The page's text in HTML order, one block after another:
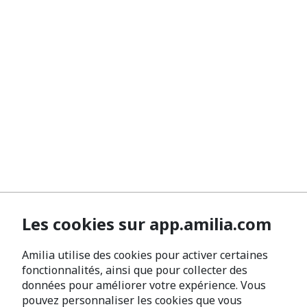
Les cookies sur app.amilia.com
Amilia utilise des cookies pour activer certaines
fonctionnalités, ainsi que pour collecter des
données pour améliorer votre expérience. Vous
pouvez personnaliser les cookies que vous